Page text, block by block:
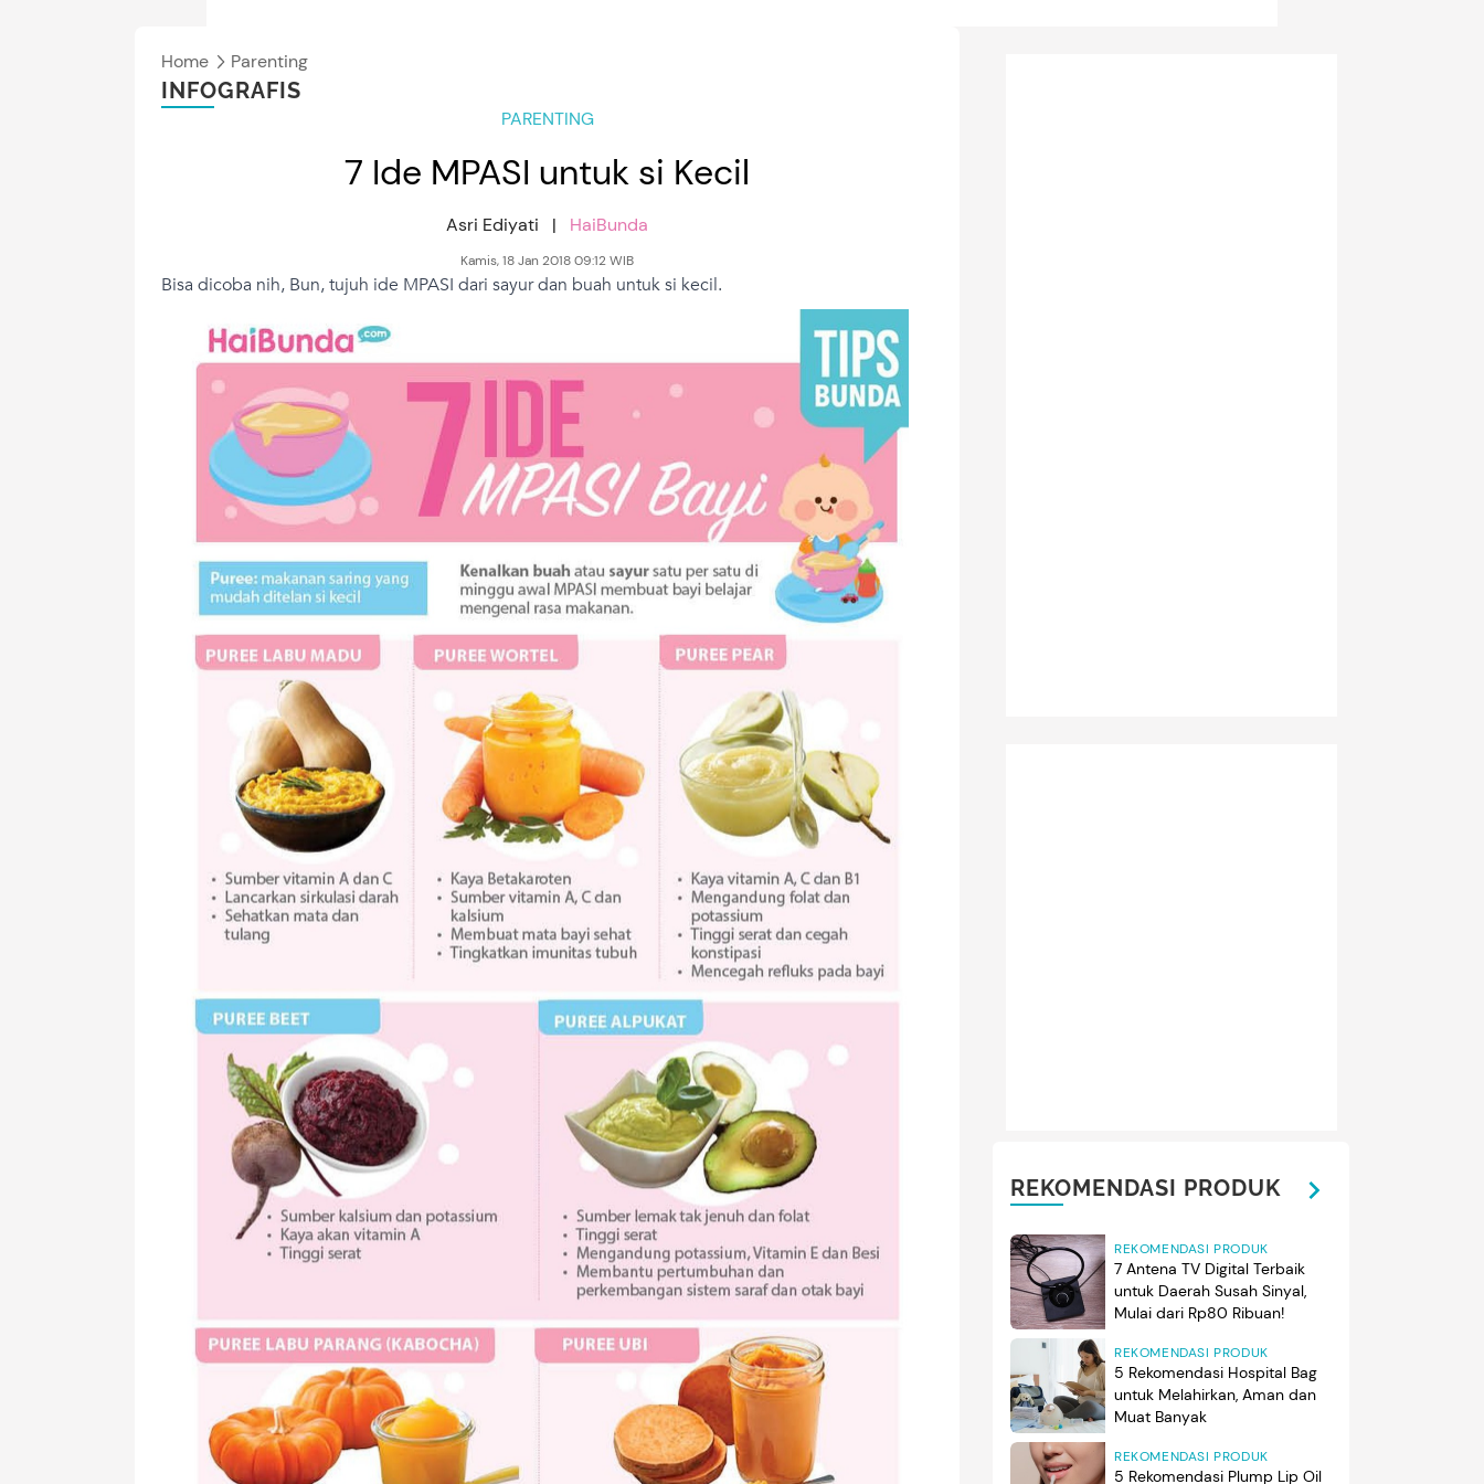
Home Parenting
INFOGRAFIS
PARENTING
7 Ide MPASI untuk si Kecil
Asri Ediyati | HaiBunda
Kamis, 18 Jan 2018 09:12 WIB
Bisa dicoba nih, Bun, tujuh ide MPASI dari sayur dan buah untuk si kecil.
REKOMENDASI PRODUK
REKOMENDASI PRODUK
7 Antena TV Digital Terbaik
untuk Daerah Susah Sinyal,
Mulai dari Rp80 Ribuan!
REKOMENDASI PRODUK
5 Rekomendasi Hospital Bag
untuk Melahirkan, Aman dan
Muat Banyak
REKOMENDASI PRODUK
5 Rekomendasi Plump Lip Oil